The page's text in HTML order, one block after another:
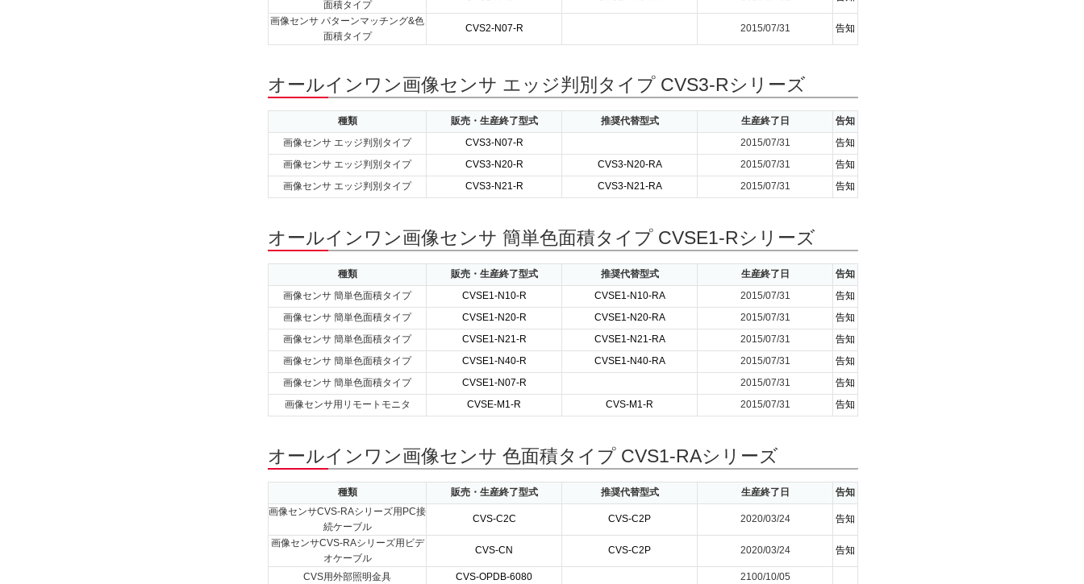
面積タイプ
画像センサ パターンマッチング&色
面積タイプ
CVS2-N07-R 2015/07/31 告知
オールインワン画像センサ エッジ判別タイプ CVS3-Rシリーズ
種類 販売・生産終了型式 推奨代替型式 生産終了日
告知
画像センサ エッジ判別タイプ
CVS3-N07-R 2015/07/31
告知
画像センサ エッジ判別タイプ
CVS3-N20-R CVS3-N20-RA 2015/07/31
告知
画像センサ エッジ判別タイプ
CVS3-N21-R CVS3-N21-RA 2015/07/31 告知
オールインワン画像センサ 簡単色面積タイプ CVSE1-Rシリーズ
種類 販売・生産終了型式 推奨代替型式 生産終了日
告知
画像センサ 簡単色面積タイプ
CVSE1-N10-R CVSE1-N10-RA 2015/07/31
告知
画像センサ 簡単色面積タイプ
CVSE1-N20-R CVSE1-N20-RA 2015/07/31
告知
画像センサ 簡単色面積タイプ
CVSE1-N21-R CVSE1-N21-RA 2015/07/31
告知
画像センサ 簡単色面積タイプ
CVSE1-N40-R CVSE1-N40-RA 2015/07/31
告知
画像センサ 簡単色面積タイプ
CVSE1-N07-R 2015/07/31
告知
画像センサ用リモートモニタ
CVSE-M1-R CVS-M1-R 2015/07/31 告知
オールインワン画像センサ 色面積タイプ CVS1-RAシリーズ
種類 販売・生産終了型式 推奨代替型式 生産終了日
告知
画像センサCVS-RAシリーズ用PC接
続ケーブル
CVS-C2C CVS-C2P 2020/03/24 告知
画像センサCVS-RAシリーズ用ビデ
オケーブル
CVS-CN CVS-C2P 2020/03/24 告知
CVS用外部照明金具 CVS-OPDB-6080 2100/10/05